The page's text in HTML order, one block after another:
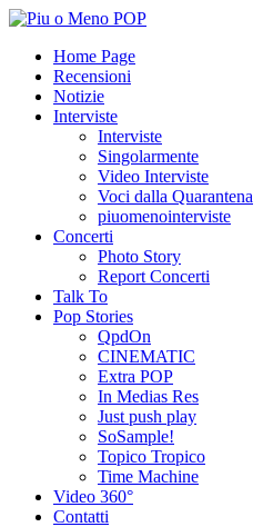
Home Page
Recensioni
Notizie
Interviste
Interviste
Singolarmente
Video Interviste
Voci dalla Quarantena
piuomenointerviste
Concerti
Photo Story
Report Concerti
Talk To
Pop Stories
QpdOn
CINEMATIC
Extra POP
In Medias Res
Just push play
SoSample!
Topico Tropico
Time Machine
Video 360°
Contatti